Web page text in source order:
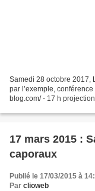
Samedi 28 octobre 2017,
par l’exemple,
blog.com/ - 17 h
17 mars 2015 :
caporaux
Publié le 17/03/2015 à
Par clioweb